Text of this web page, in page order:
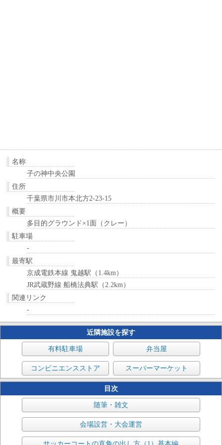
名称
子の神中央公園
住所
千葉県市川市本北方2-23-15
概要
多目的グラウンド×1面（クレー）
駐車場
-
最寄駅
京成電鉄本線 鬼越駅（1.4km）
JR武蔵野線 船橋法典駅（2.2km）
関連リンク
-
近隣施設を探す
有料駐車場 弁当屋
コンビニエンスストア スーパーマーケット
目次
随筆・雑文
会場設営・大会運営